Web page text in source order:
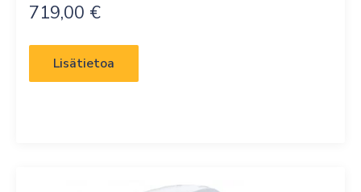
719,00 €
Lisätietoa